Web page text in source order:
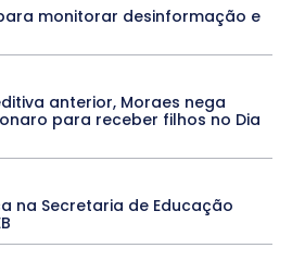
JUDICIÁRIO LITERATURA
Maranhão
Mato Grosso do Sul
Minas Gerais MOBILIDADE
MPOX
PROCESSO SELETIVO
PUBLIEDITORIAL
PROFISSIONAL
RESIDÊNCIA
TEATRO TECNOLOGIA
TIC TAC
monitorar desinformação e
anterior, Moraes nega
para receber filhos no Dia
na Secretaria de Educação